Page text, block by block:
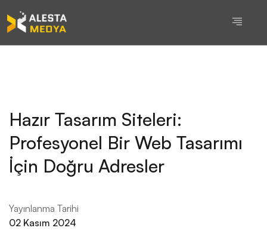
Hazır Tasarım Siteleri:
Profesyonel Bir Web Tasarımı
İçin Doğru Adresler
Yayınlanma Tarihi
02 Kasım 2024